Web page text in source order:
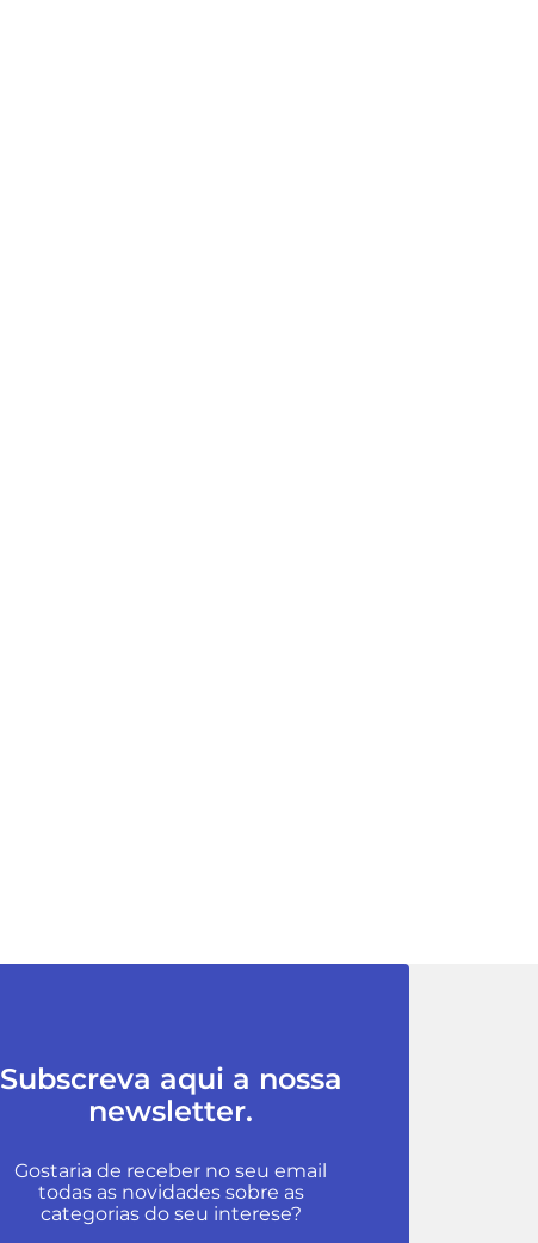
Subscreva aqui a nossa
newsletter.
Gostaria de receber no seu email
todas as novidades sobre as
categorias do seu interese?